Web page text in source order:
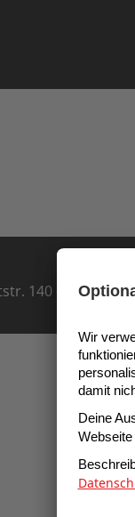
140 - 144 •